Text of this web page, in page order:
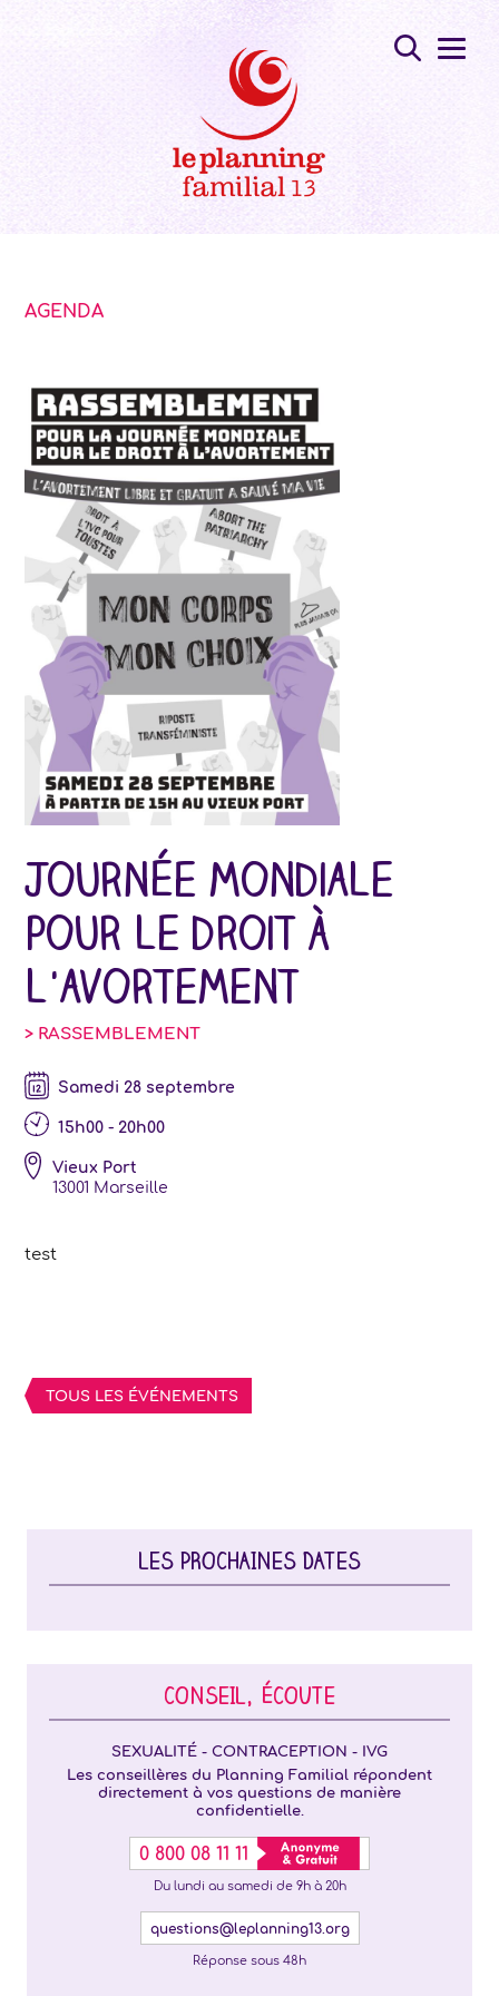
AGENDA
Journée mondiale
pour le droit à
l'avortement
> RASSEMBLEMENT
samedi 28 septembre
15h00 - 20h00
Vieux Port
13001 Marseille
test
TOUS LES ÉVÉNEMENTS
LES PROCHAINES DATES
CONSEIL, ÉCOUTE
SEXUALITÉ - CONTRACEPTION - IVG
Les conseillères du Planning Familial répondent
directement à vos questions de manière
confidentielle.
0 800 08 11 11
Du lundi au samedi de 9h à 20h
questions@leplanning13.org
Réponse sous 48h